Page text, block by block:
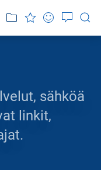
sähköä
linkit,